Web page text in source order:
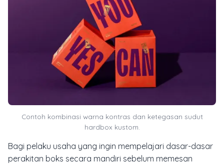
Contoh kombinasi warna kontras dan ketegasan sudut
hardbox kustom.
Bagi pelaku usaha yang ingin mempelajari dasar-dasar
perakitan boks secara mandiri sebelum memesan